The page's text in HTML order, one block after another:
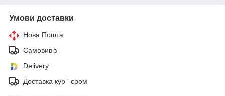
Умови доставки
Нова Пошта
Самовивіз
Delivery
Доставка кур ' єром